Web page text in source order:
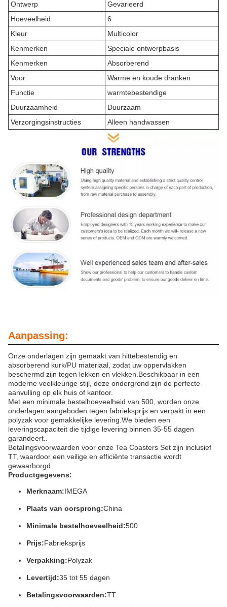
Ontwerp
Gevarieerd
Hoeveelheid
6
Kleur
Multicolor
Kenmerken
Speciale ontwerpbasis
Kenmerken
Absorberend
Voor:
Warme en koude dranken
Functie
warmtebestendige
Duurzaamheid
Duurzaam
Verzorgingsinstructies
Alleen handwassen
Aanpassing:
Onze onderlagen zijn gemaakt van hittebestendig en
absorberend kurk/PU materiaal, zodat uw oppervlakken
beschermd zijn tegen lekken en vlekken.Beschikbaar in een
moderne veelkleurige stijl, deze ondergrond zijn de perfecte
aanvulling op elk huis of kantoor.
Met een minimale bestelhoeveelheid van 500, worden onze
onderlagen aangeboden tegen fabrieksprijs en verpakt in een
polyzak voor gemakkelijke levering.We bieden een
leveringscapaciteit die tijdige levering binnen 35-55 dagen
garandeert..
Betalingsvoorwaarden voor onze Tea Coasters Set zijn inclusief
TT, waardoor een veilige en efficiënte transactie wordt
gewaarborgd.
Productgegevens:
Merknaam:IMEGA
Plaats van oorsprong:China
Minimale bestelhoeveelheid:500
Prijs:Fabrieksprijs
Verpakking:Polyzak
Levertijd:35 tot 55 dagen
Betalingsvoorwaarden:TT